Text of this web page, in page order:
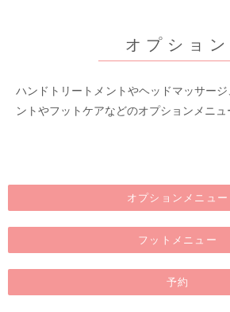
オプション
ハンドトリートメントやヘッドマッサー
ントやフットケアなどのオプションメニュ
オプションメニュー
フットメニュー
予約